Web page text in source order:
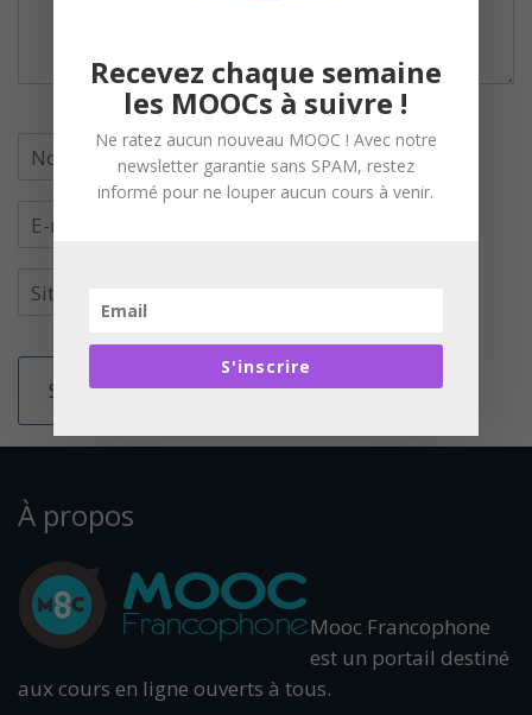
À propos
Mooc Francophone
est un portail destiné
aux cours en ligne ouverts à tous.
Recevez chaque semaine
les MOOCs à suivre !
Ne ratez aucun nouveau MOOC ! Avec notre
newsletter garantie sans SPAM, restez
informé pour ne louper aucun cours à venir.
S'inscrire